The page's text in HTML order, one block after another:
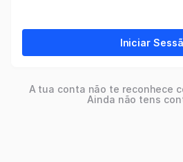
Iniciar
A tua conta não te reconhece
Ainda não tens